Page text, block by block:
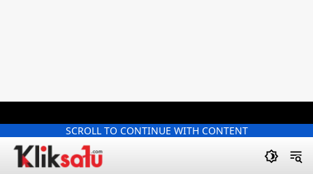
SCROLL TO CONTINUE WITH CONTENT